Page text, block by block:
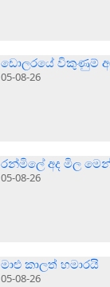
ඩොලරයේ විකුණුම්
05-08-26
රන්මිලේ අද මිල
05-08-26
මාළු කාලත් හමාරයි
05-08-26